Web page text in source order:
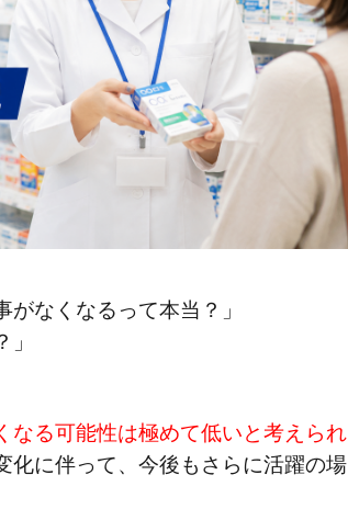
がなくなるって本当？」
なる可能性は極めて低いと考えられ
化に伴って、今後もさらに活躍の場